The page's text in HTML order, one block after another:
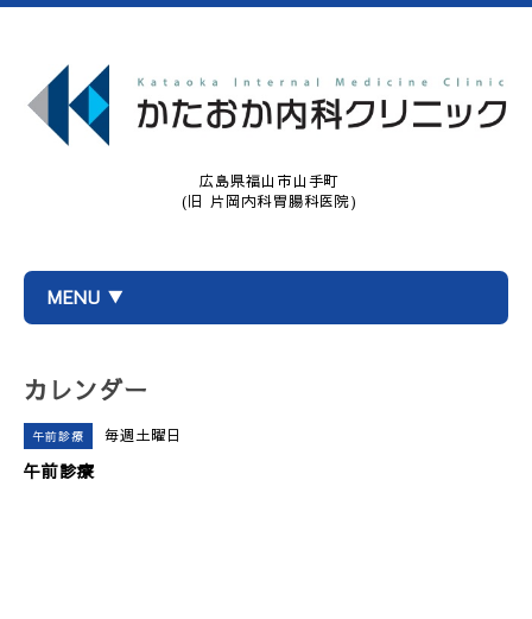
広島県福山市山手町
(旧 片岡内科胃腸科医院)
MENU ▼
カレンダー
午前診療 毎週土曜日
午前診療